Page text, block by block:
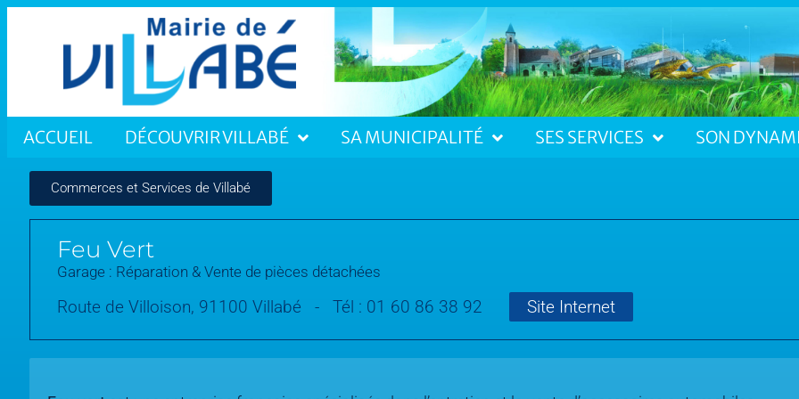
ACCUEIL DÉCOUVRIR VILLABÉ SA MUNICIPALITÉ SES SERVICES SON
Commerces et Services de Villabé
Feu Vert
Garage : Réparation & Vente de pièces détachées
Route de Villoison, 91100 Villabé Tél : 01 60 86 38 92 Site Internet